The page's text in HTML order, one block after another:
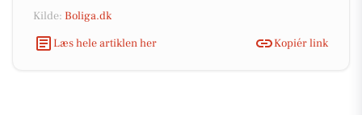
Kilde: Boliga.dk
Læs hele artiklen her
Kopiér link